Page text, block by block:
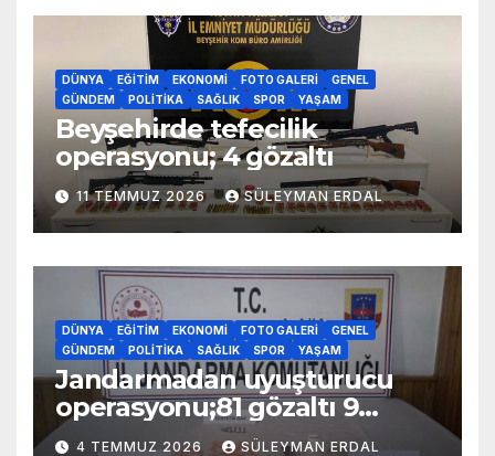
DÜNYA EĞITIM EKONOMI FOTO GALERI
GENEL
GÜNDEM
POLITIKA SAĞLIK SPOR YAŞAM
Beyşehirde tefecilik
operasyonu; 4 gözaltı
11 TEMMUZ 2026 SÜLEYMAN ERDAL
DÜNYA EĞITIM EKONOMI FOTO GALERI
GENEL
GÜNDEM
POLITIKA SAĞLIK SPOR YAŞAM
Jandarmadan uyuşturucu
operasyonu;81 gözaltı 9
tutuklama
4 TEMMUZ 2026 SÜLEYMAN ERDAL